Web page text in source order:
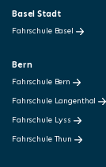
Basel Stadt
Fahrschule Basel
Bern
Fahrschule Bern
Fahrschule Langenthal
Fahrschule Lyss
Fahrschule Thun